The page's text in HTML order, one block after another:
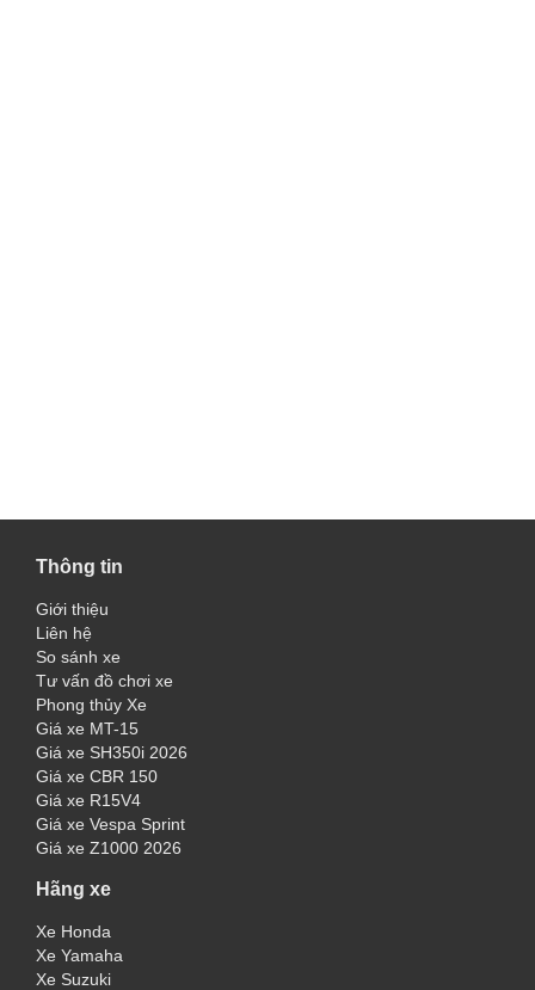
Thông tin
Giới thiệu
Liên hệ
So sánh xe
Tư vấn đồ chơi xe
Phong thủy Xe
Giá xe MT-15
Giá xe SH350i 2026
Giá xe CBR 150
Giá xe R15V4
Giá xe Vespa Sprint
Giá xe Z1000 2026
Hãng xe
Xe Honda
Xe Yamaha
Xe Suzuki